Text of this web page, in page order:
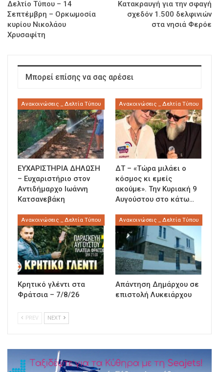
Δελτίο Τύπου – 14
Σεπτέμβρη – Ορκωμοσία
κυρίου Νικολάου
Χρυσαφίτη
Κατακραυγή για την σφαγή
σχεδόν 1.500 δελφινιών
στα νησιά Φερόε
Μπορεί επίσης να σας αρέσει
Ανακοινώσεις _ Δελτία Τύπου
ΕΥΧΑΡΙΣΤΗΡΙΑ ΔΗΛΩΣΗ
– Ευχαριστήριο στον
Αντιδήμαρχο Ιωάννη
Κατσανεβάκη
Ανακοινώσεις _ Δελτία Τύπου
ΔΤ – «Τώρα μιλάει ο
κόσμος κι εμείς
ακούμε». Την Κυριακή 9
Αυγούστου στο κάτω…
Ανακοινώσεις _ Δελτία Τύπου
Κρητικό γλέντι στα
Φράτσια – 7/8/26
Ανακοινώσεις _ Δελτία Τύπου
Απάντηση Δημάρχου σε
επιστολή Λυκειάρχου
PREV NEXT